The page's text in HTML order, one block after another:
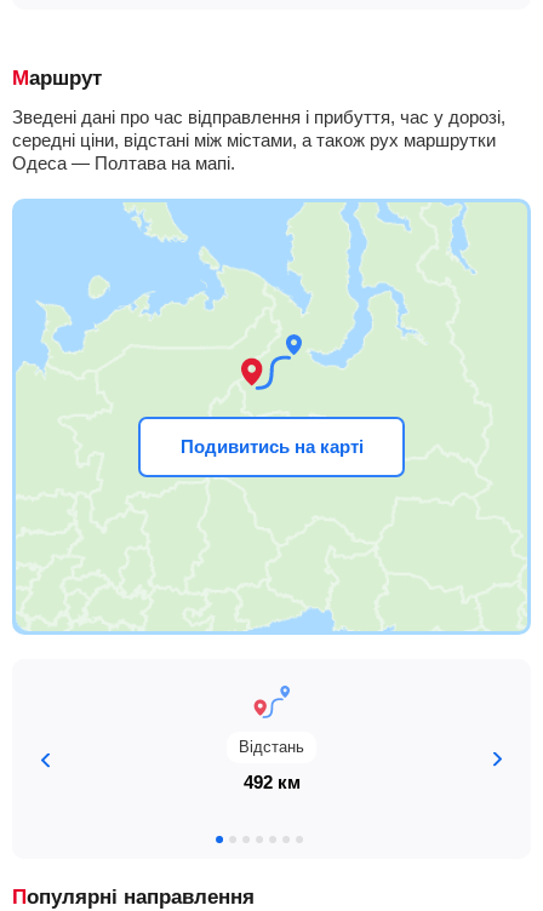
Маршрут
Зведені дані про час відправлення і прибуття, час у дорозі,
середні ціни, відстані між містами, а також рух маршрутки
Одеса — Полтава на мапі.
Подивитись на карті
Відстань
492 км
Популярні направлення